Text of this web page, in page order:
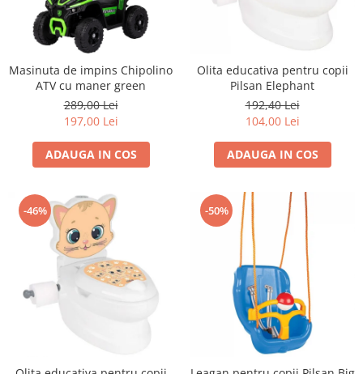
Silverlit
Simba
Smoby
Spin Master
Stragoo Games
Sycomore
Tender Leaf
Topbright
Trefl
Vektory
Viga Toys
Wonderworld
Masinuta de impins Chipolino
ATV cu maner green
289,00 Lei
197,00 Lei
ADAUGA IN COS
Olita educativa pentru copii
Pilsan Elephant
192,40 Lei
104,00 Lei
ADAUGA IN COS
-46% -50%